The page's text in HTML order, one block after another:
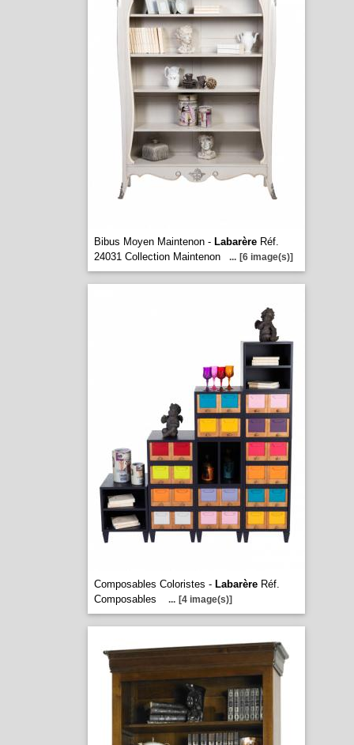
Bibus Moyen Maintenon - LabarèreRéf.
24031 Collection Maintenon
... [6 image(s)]
Composables Coloristes - LabarèreRéf.
Composables
... [4 image(s)]